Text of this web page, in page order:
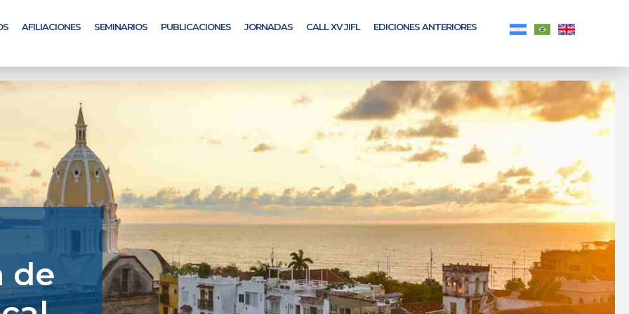
AFILIACIONES SEMINARIOS PUBLICACIONES JORNADAS CALL XV JIFL EDICIONES ANTERIORES
de